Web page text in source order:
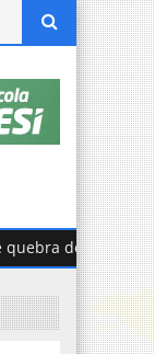
de acordo